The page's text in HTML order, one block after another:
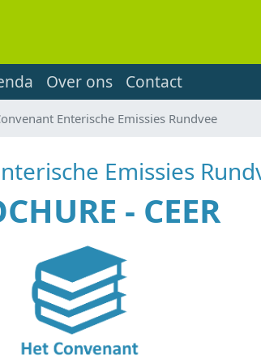
Over ons Contact
Enterische Emissies Rundvee
Emissies
- CEER